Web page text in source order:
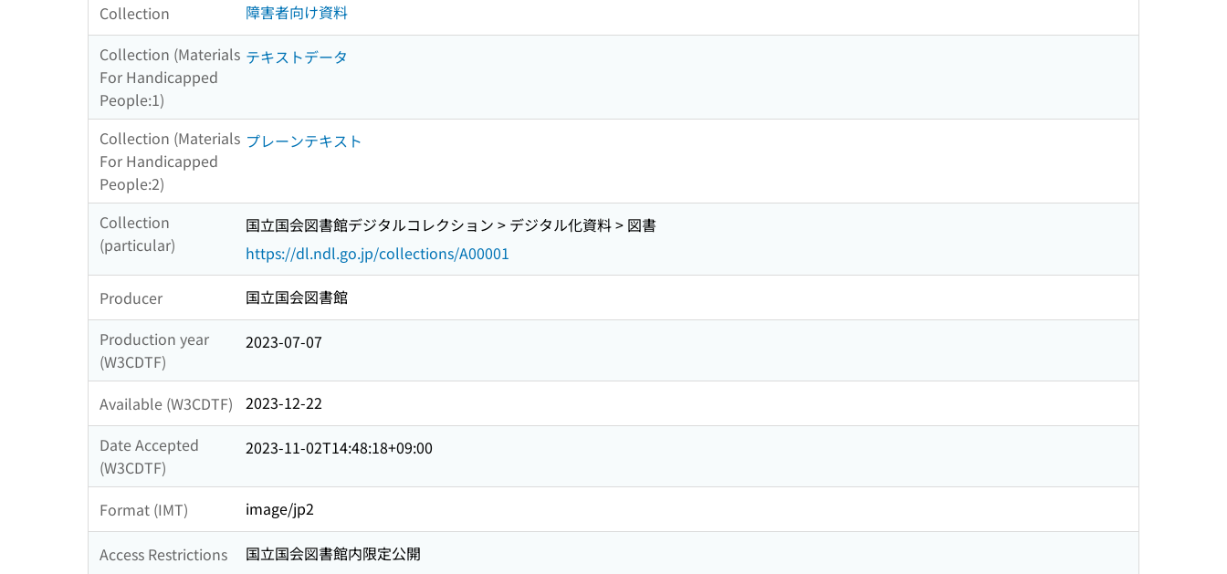
Collection
障害者向け資料
Collection (Materials
For Handicapped
People:1)
テキストデータ
Collection (Materials
For Handicapped
People:2)
プレーンテキスト
Collection
(particular)
国立国会図書館デジタルコレクション > デジタル化資料 > 図書
https://dl.ndl.go.jp/collections/A00001
Producer
国立国会図書館
Production year
(W3CDTF)
2023-07-07
Available (W3CDTF)
2023-12-22
Date Accepted
(W3CDTF)
2023-11-02T14:48:18+09:00
Format (IMT) image/jp2
Access Restrictions 国立国会図書館内限定公開